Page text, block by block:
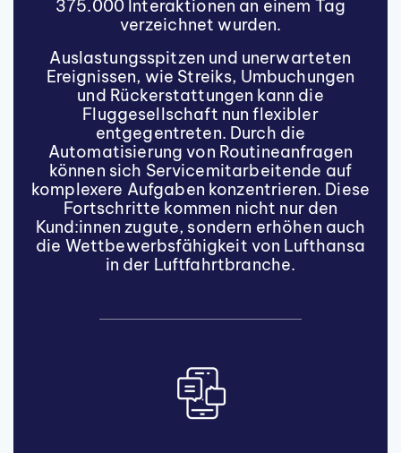
375.000 Interaktionen an einem Tag
verzeichnet wurden.
Auslastungsspitzen und unerwarteten
Ereignissen, wie Streiks, Umbuchungen
und Rückerstattungen kann die
Fluggesellschaft nun flexibler
entgegentreten. Durch die
Automatisierung von Routineanfragen
können sich Servicemitarbeitende auf
komplexere Aufgaben konzentrieren. Diese
Fortschritte kommen nicht nur den
Kund:innen zugute, sondern erhöhen auch
die Wettbewerbsfähigkeit von Lufthansa
in der Luftfahrtbranche.